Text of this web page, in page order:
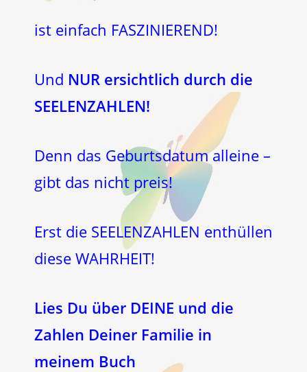
ist einfach FASZINIEREND!
Und NUR ersichtlich durch die
SEELENZAHLEN!
Denn das Geburtsdatum alleine –
gibt das nicht preis!
Erst die SEELENZAHLEN enthüllen
diese WAHRHEIT!
Lies Du über DEINE und die
Zahlen Deiner Familie in
meinem Buch